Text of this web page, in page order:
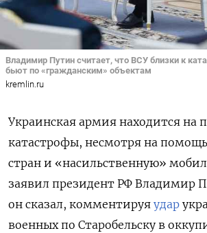
Владимир Путин считает, что ВСУ близки к
бьют по «гражданским» объектам
kremlin.ru
Украинская армия находится на
катастрофы, несмотря на
стран и «насильственную»
заявил президент РФ Владимир
он сказал, комментируя удар
военных по Старобельску в